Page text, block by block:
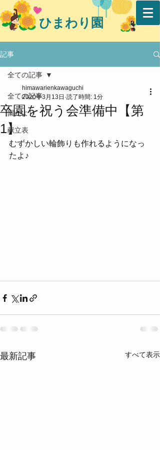
ひまわり園
記事
全ての記事
園だより
献立表
全ての記事
卒園を祝う会準備中【第
1】
himawarienkawaguchi
2020年3月13日 読了時間: 1分
むずかしい輪飾りも作れるようになっ
たよ♪
最新記事 すべて表示